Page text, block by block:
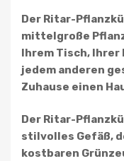
Der Ritar-
mittelgroße
Ihrem Tisch, Ihrer
jedem anderen
Zuhause einen
Der Ritar-
stilvolles Gefäß,
kostbaren